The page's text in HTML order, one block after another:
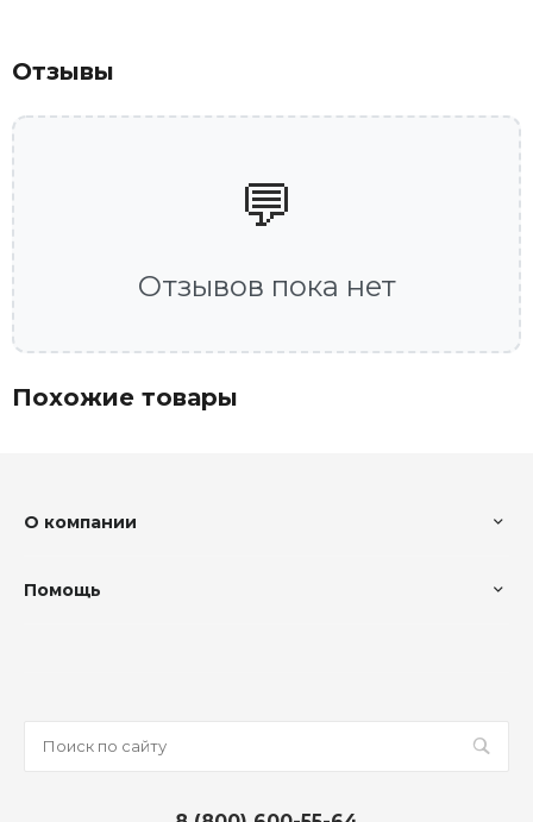
Отзывы
💬
Отзывов пока нет
Похожие товары
О компании
Помощь